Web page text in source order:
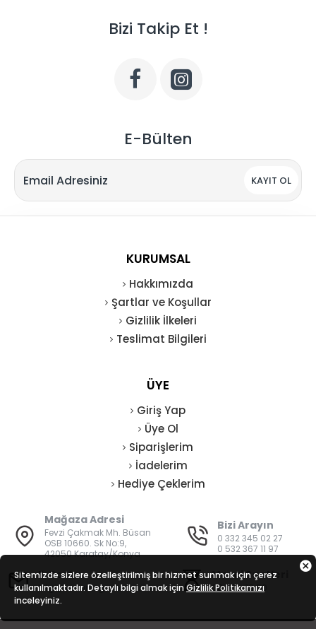
Bizi Takip Et !
E-Bülten
KAYIT OL
KURUMSAL
Hakkımızda
Şartlar ve Koşullar
Gizlilik İlkeleri
Teslimat Bilgileri
ÜYE
Giriş Yap
Üye Ol
Siparişlerim
İadelerim
Hediye Çeklerim
Mağaza Adresi
Fevzi Çakmak Mh. Büsan
OSB 10660. Sk No:9,
42050 Karatay/Konya
Bizi Arayın
0 332 345 02 27
0 532 367 11 97
E-Posta
bilgi@vatanisguvenligi.com
Mesai Saatleri
08:00 - 19:00
Sitemizde sizlere özelleştirilmiş bir hizmet sunmak için çerez
kullanılmaktadır. Detaylı bilgi almak için Gizlilik Politikamızı
inceleyiniz.